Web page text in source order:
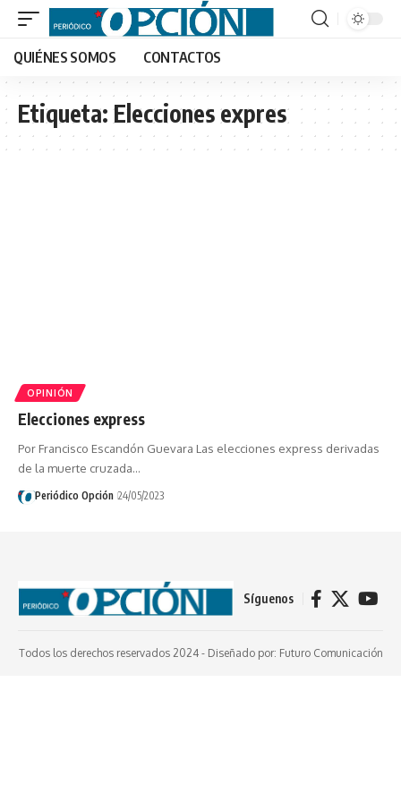
QUIÉNES SOMOS CONTACTOS
Etiqueta:Elecciones expres
OPINIÓN
Elecciones express
Por Francisco Escandón Guevara Las elecciones express derivadas
de la muerte cruzada…
Periódico Opción 24/05/2023
Síguenos
Todos los derechos reservados 2024 - Diseñado por: Futuro Comunicación